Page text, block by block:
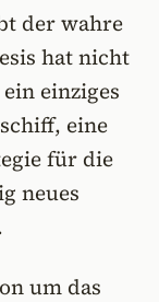
der wahre
hat nicht
einziges
eine
für die
neues
um das